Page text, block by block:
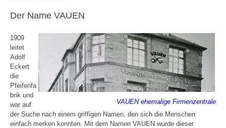
Der Name VAUEN
VAUEN ehemalige Firmenzentrale
1909
leitet
Adolf
Eckert
die
Pfeifenfa
brik und
war auf
der Suche nach einem griffigen Namen, den sich die Menschen
einfach merken konnten. Mit dem Namen VAUEN wurde dieser